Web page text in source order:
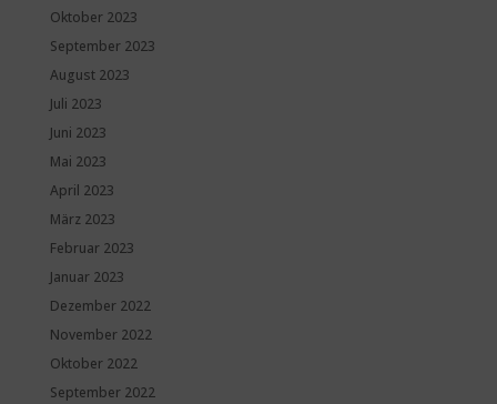
Oktober 2023
September 2023
August 2023
Juli 2023
Juni 2023
Mai 2023
April 2023
März 2023
Februar 2023
Januar 2023
Dezember 2022
November 2022
Oktober 2022
September 2022